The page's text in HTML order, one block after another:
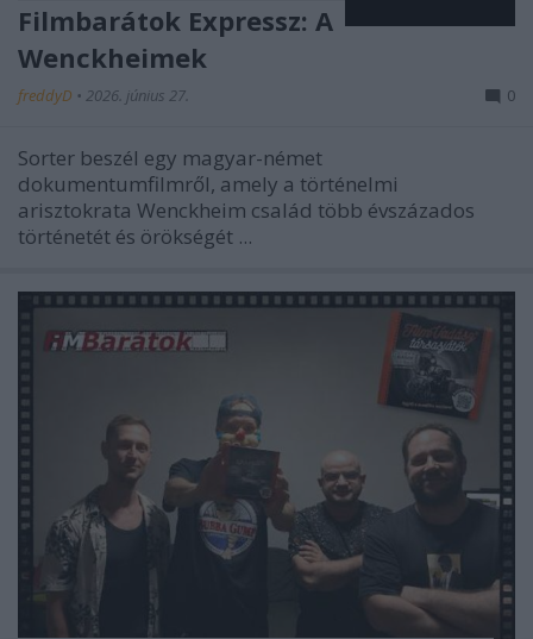
Filmbarátok Expressz: A
Wenckheimek
freddyD • 2026. június 27. 0
Sorter beszél egy magyar-német
dokumentumfilmről, amely a történelmi
arisztokrata Wenckheim család több évszázados
történetét és örökségét ...